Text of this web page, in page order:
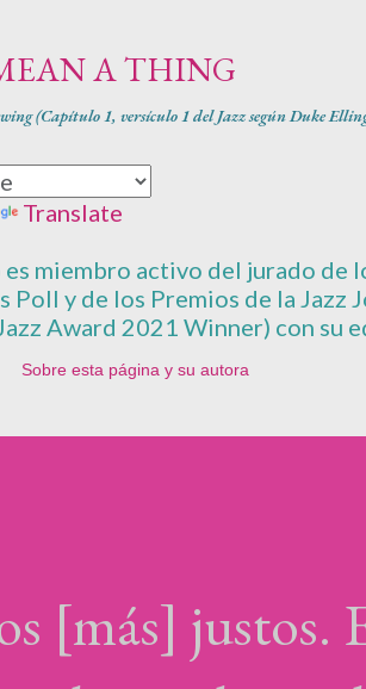
A THING
(Capítulo 1, versículo 1 del Jazz según Duke
Translate
miembro activo del jurado de
Poll y de los Premios de la
Award 2021 Winner) con su
Sobre esta página y su autora
[más] justos.